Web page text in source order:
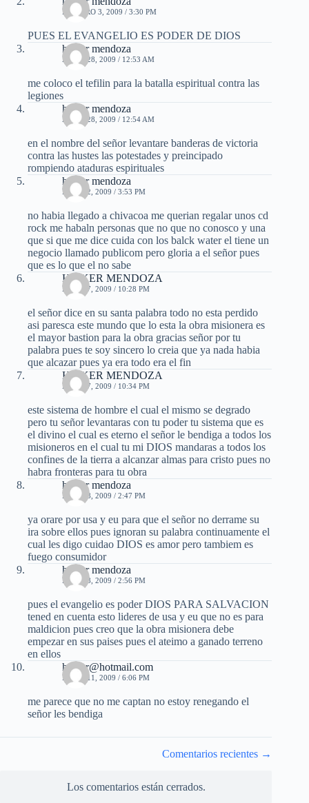
FEBRERO 3, 2009 / 3:30 PM
PUES EL EVANGELIO ES PODER DE DIOS
heiker mendoza
ABRIL 28, 2009 / 12:53 AM
me coloco el tefilin para la batalla espiritual contra las
legiones
heiker mendoza
ABRIL 28, 2009 / 12:54 AM
en el nombre del señor levantare banderas de victoria
contra las hustes las potestades y preincipado
rompiendo ataduras espirituales
heiker mendoza
MAYO 2, 2009 / 3:53 PM
no habia llegado a chivacoa me querian regalar unos cd
rock me habaln personas que no que no conosco y una
que si que me dice cuida con los balck water el tiene un
negocio llamado publicom pero gloria a el señor pues
que es lo que el no sabe
HEIKER MENDOZA
MAYO 7, 2009 / 10:28 PM
el señor dice en su santa palabra todo no esta perdido
asi paresca este mundo que lo esta la obra misionera es
el mayor bastion para la obra gracias señor por tu
palabra pues te soy sincero lo creia que ya nada habia
que alcazar pues ya era todo era el fin
HEIKER MENDOZA
MAYO 7, 2009 / 10:34 PM
este sistema de hombre el cual el mismo se degrado
pero tu señor levantaras con tu poder tu sistema que es
el divino el cual es eterno el señor le bendiga a todos los
misioneros en el cual tu mi DIOS mandaras a todos los
confines de la tierra a alcanzar almas para cristo pues no
habra fronteras para tu obra
heiker mendoza
MAYO 8, 2009 / 2:47 PM
ya orare por usa y eu para que el señor no derrame su
ira sobre ellos pues ignoran su palabra continuamente el
cual les digo cuidao DIOS es amor pero tambiem es
fuego consumidor
heiker mendoza
MAYO 8, 2009 / 2:56 PM
pues el evangelio es poder DIOS PARA SALVACION
tened en cuenta esto lideres de usa y eu que no es para
maldicion pues creo que la obra misionera debe
empezar en sus paises pues el ateimo a ganado terreno
en ellos
heiker@hotmail.com
MAYO 11, 2009 / 6:06 PM
me parece que no me captan no estoy renegando el
señor les bendiga
Comentarios recientes →
Los comentarios están cerrados.